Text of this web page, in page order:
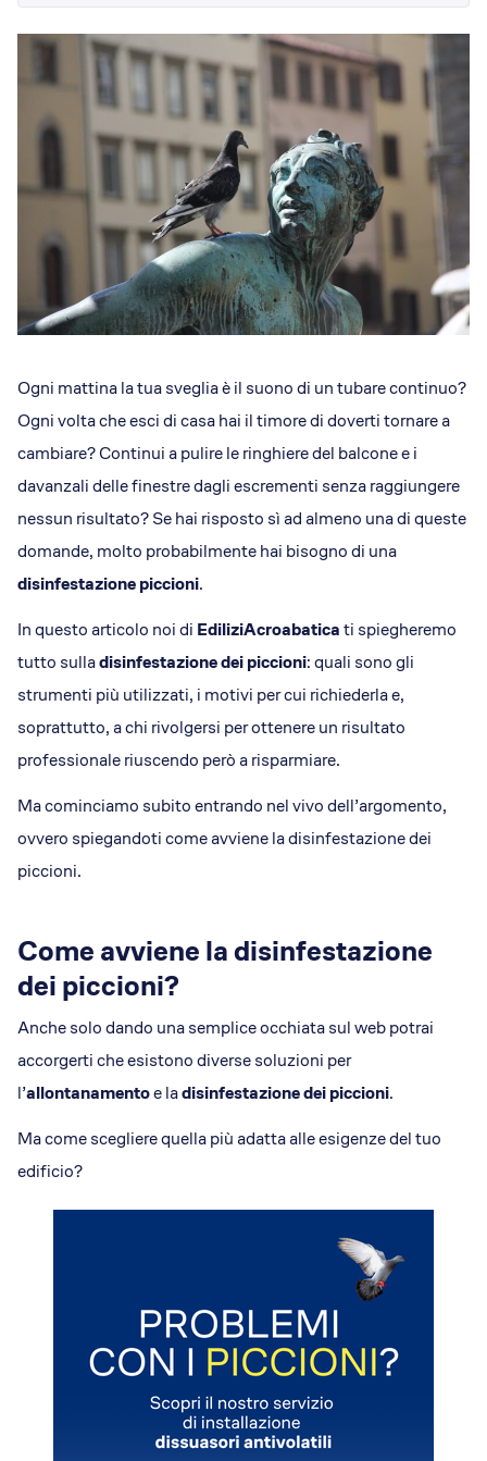
Dicono di Acrobatica
Approfondimenti
Ogni mattina la tua sveglia è il suono di un tubare continuo?
Ogni volta che esci di casa hai il timore di doverti tornare a
cambiare? Continui a pulire le ringhiere del balcone e i
davanzali delle finestre dagli escrementi senza raggiungere
nessun risultato? Se hai risposto sì ad almeno una di queste
domande, molto probabilmente hai bisogno di una
disinfestazione piccioni.
In questo articolo noi di EdiliziAcroabaticati spiegheremo
tutto sulladisinfestazione dei piccioni: quali sono gli
strumenti più utilizzati, i motivi per cui richiederla e,
soprattutto, a chi rivolgersi per ottenere un risultato
professionale riuscendo però a risparmiare.
Ma cominciamo subito entrando nel vivo dell’argomento,
ovvero spiegandoti come avviene la disinfestazione dei
piccioni.
Come avviene la disinfestazione
dei piccioni?
Anche solo dando una semplice occhiata sul web potrai
accorgerti che esistono diverse soluzioni per
l’allontanamentoe ladisinfestazione dei piccioni.
Ma come scegliere quella più adatta alle esigenze del tuo
edificio?